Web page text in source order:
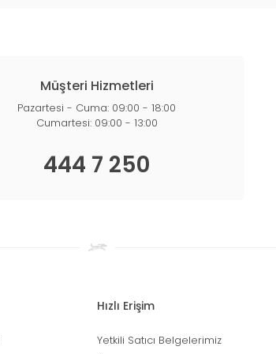
Müşteri Hizmetleri
Pazartesi - Cuma: 09:00 - 18:00
Cumartesi: 09:00 - 13:00
444 7 250
Hızlı Erişim
Yetkili Satıcı Belgelerimiz